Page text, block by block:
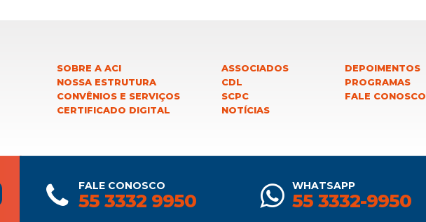
SOBRE A ACI
NOSSA ESTRUTURA
CONVÊNIOS E SERVIÇOS
CERTIFICADO DIGITAL
ASSOCIADOS
CDL
SCPC
NOTÍCIAS
DEPOIMENTOS
PROGRAMAS
FALE CONOSCO
FALE CONOSCO
55 3332 9950
WHATSAPP
55 3332-9950